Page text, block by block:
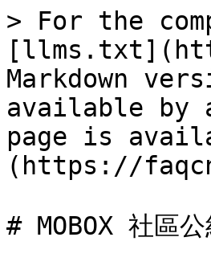
> For the
Markdown
available by
page is
(https://
# MOBOX 社區公